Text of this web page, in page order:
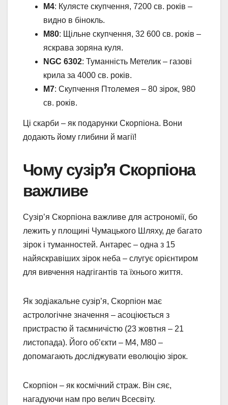
M4: Кулясте скупчення, 7200 св. років –
видно в бінокль.
M80: Щільне скупчення, 32 600 св. років –
яскрава зоряна куля.
NGC 6302: Туманність Метелик – газові
крила за 4000 св. років.
M7: Скупчення Птолемея – 80 зірок, 980
св. років.
Ці скарби – як подарунки Скорпіона. Вони
додають йому глибини й магії!
Чому сузір’я Скорпіона
важливе
Сузір’я Скорпіона важливе для астрономії, бо
лежить у площині Чумацького Шляху, де багато
зірок і туманностей. Антарес – одна з 15
найяскравіших зірок неба – слугує орієнтиром
для вивчення надгігантів та їхнього життя.
Як зодіакальне сузір’я, Скорпіон має
астрологічне значення – асоціюється з
пристрастю й таємничістю (23 жовтня – 21
листопада). Його об’єкти – M4, M80 –
допомагають досліджувати еволюцію зірок.
Скорпіон – як космічний страж. Він сяє,
нагадуючи нам про велич Всесвіту.